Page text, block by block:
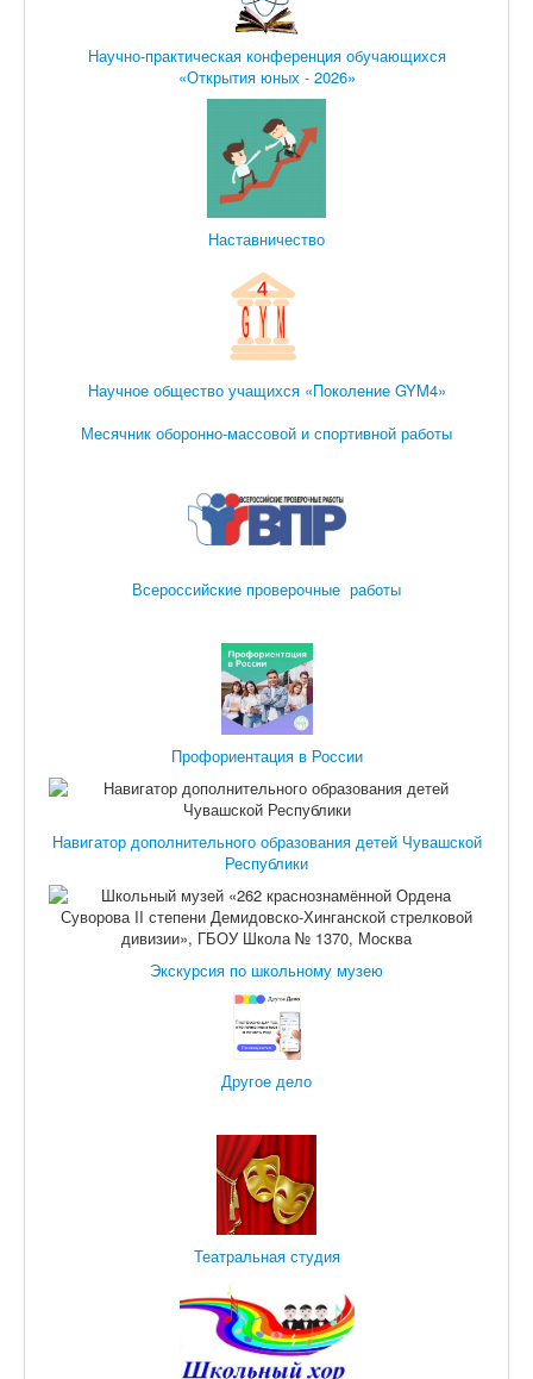
Научно-практическая конференция обучающихся
«Открытия юных - 2026»
Наставничество
Научное общество учащихся «Поколение GYM4»
Месячник оборонно-массовой и спортивной работы
Всероссийские проверочные работы
Профориентация в России
Навигатор дополнительного образования детей Чувашской
Республики
Экскурсия по школьному музею
Другое дело
Театральная студия